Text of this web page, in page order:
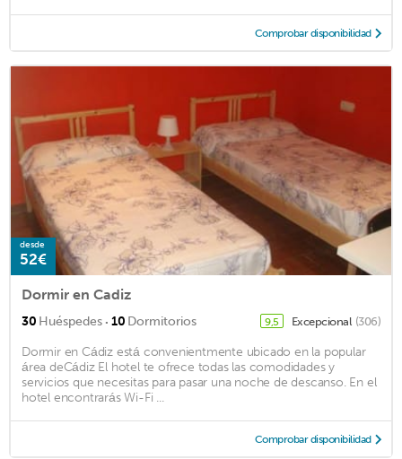
Comprobar disponibilidad
desde
52€
Dormir en Cadiz
30 Huéspedes · 10 Dormitorios 9,5 Excepcional (306)
Dormir en Cádiz está convenientmente ubicado en la popular
área deCádiz El hotel te ofrece todas las comodidades y
servicios que necesitas para pasar una noche de descanso. En el
hotel encontrarás Wi-Fi ...
Comprobar disponibilidad